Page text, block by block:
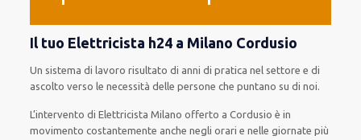
Il tuo Elettricista h24 a Milano Cordusio
Un sistema di lavoro risultato di anni di pratica nel settore e di
ascolto verso le necessitàdelle persone che puntano su di noi.
L’intervento di Elettricista Milanoofferto a Cordusio èin
movimento costantemente anchenegli orari e nelle giornate più